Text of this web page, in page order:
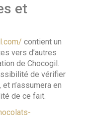
et
contient un
vers d’autres
de Chocogil.
de vérifier
n’assumera en
de ce fait.